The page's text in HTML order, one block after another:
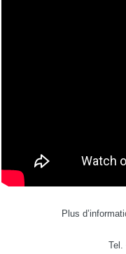
Plus
Tel.